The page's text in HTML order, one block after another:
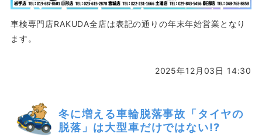
車検専門店RAKUDA全店は表記の通りの年末年始営業となり
ます。
2025年12月03日 14:30
冬に増える車輪脱落事故「タイヤの
脱落」は大型車だけではない!?